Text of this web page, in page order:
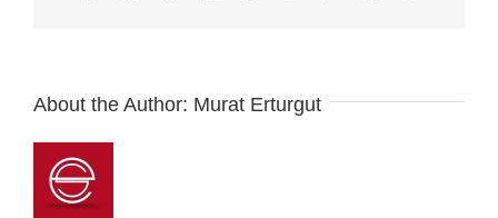
About the Author: Murat Erturgut